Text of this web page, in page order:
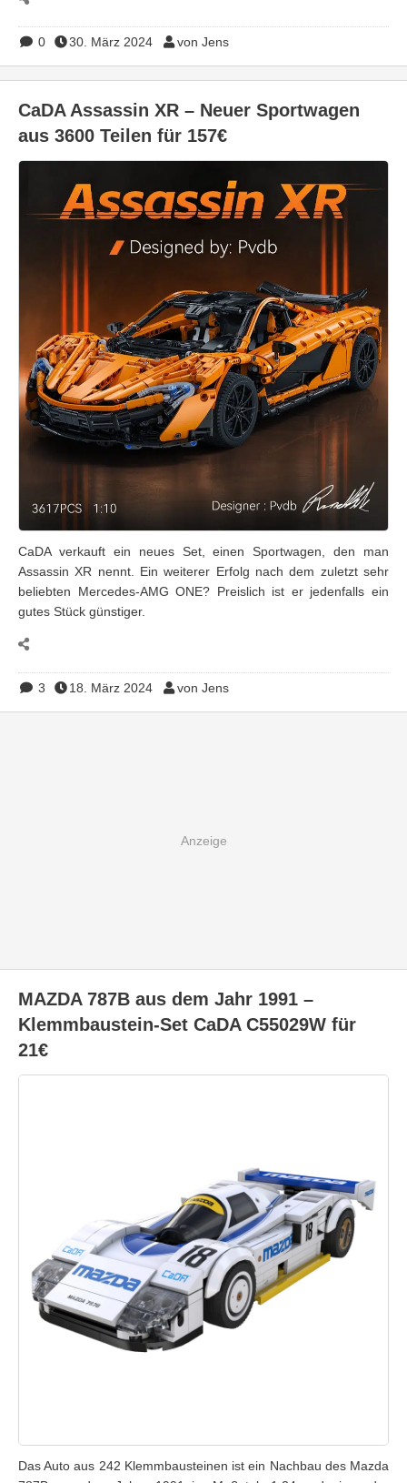
0 30. März 2024 von Jens
CaDA Assassin XR – Neuer Sportwagen
aus 3600 Teilen für 157€
CaDA verkauft ein neues Set, einen Sportwagen, den man
Assassin XR nennt. Ein weiterer Erfolg nach dem zuletzt sehr
beliebten Mercedes-AMG ONE? Preislich ist er jedenfalls ein
gutes Stück günstiger.
3 18. März 2024 von Jens
MAZDA 787B aus dem Jahr 1991 –
Klemmbaustein-Set CaDA C55029W für
21€
Das Auto aus 242 Klemmbausteinen ist ein Nachbau des Mazda